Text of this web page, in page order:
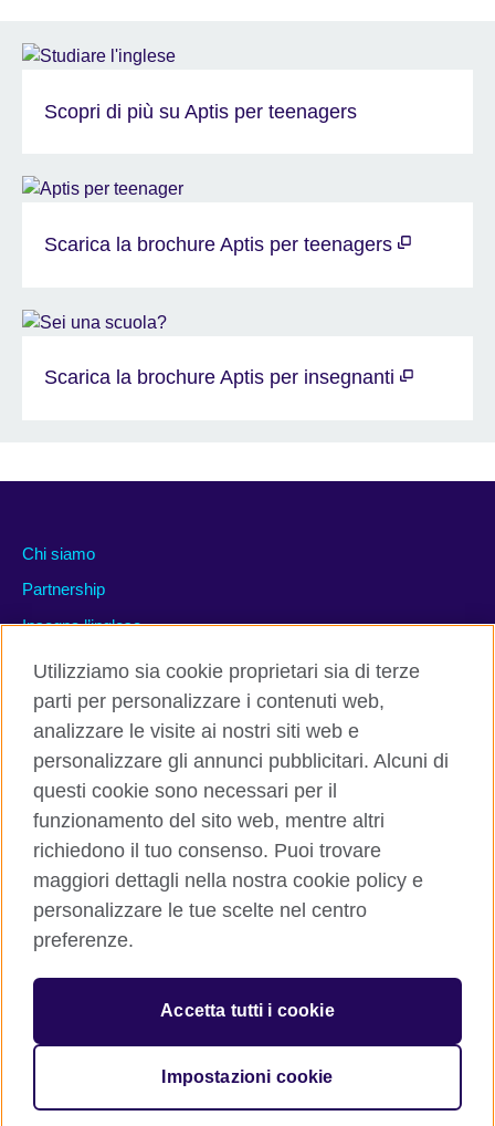
Scopri di più su Aptis per teenagers
Scarica la brochure Aptis per teenagers
Scarica la brochure Aptis per insegnanti
Chi siamo
Partnership
Insegna l’inglese
Contattaci
LinkedIn Instagram
TikTok
British Council global
Cookies
© 2026 British Council
Utilizziamo sia cookie proprietari sia di terze
parti per personalizzare i contenuti web,
analizzare le visite ai nostri siti web e
personalizzare gli annunci pubblicitari. Alcuni di
questi cookie sono necessari per il
funzionamento del sito web, mentre altri
richiedono il tuo consenso. Puoi trovare
maggiori dettagli nella nostra cookie policy e
personalizzare le tue scelte nel centro
preferenze.
Accetta tutti i cookie
Impostazioni cookie